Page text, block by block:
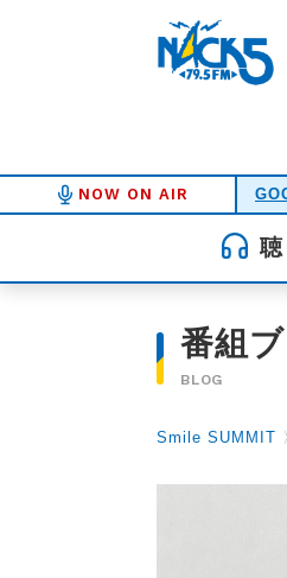
NOW ON AIR
聴
番組
BLOG
Smile SUMMIT